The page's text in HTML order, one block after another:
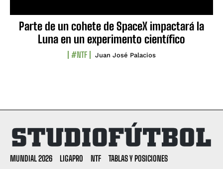
Parte de un cohete de SpaceX impactará la
Luna en un experimento científico
#NTF Juan José Palacios
MUNDIAL 2026 LIGAPRO NTF
TABLAS Y POSICIONES